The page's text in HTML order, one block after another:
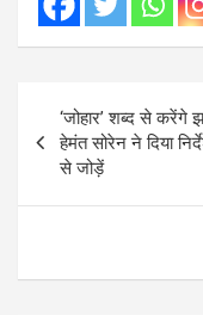
Post
navigation
‘जोहार’ शब्द से करेंगे
हेमंत सोरेन ने दिया
से जोड़ें